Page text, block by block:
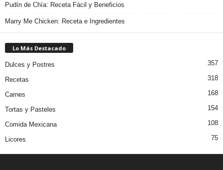
Pudín de Chía: Receta Fácil y Beneficios
Marry Me Chicken: Receta e Ingredientes
Lo Más Destacado
Dulces y Postres 357
Recetas 318
Carnes 168
Tortas y Pasteles 154
Comida Mexicana 108
Licores 75